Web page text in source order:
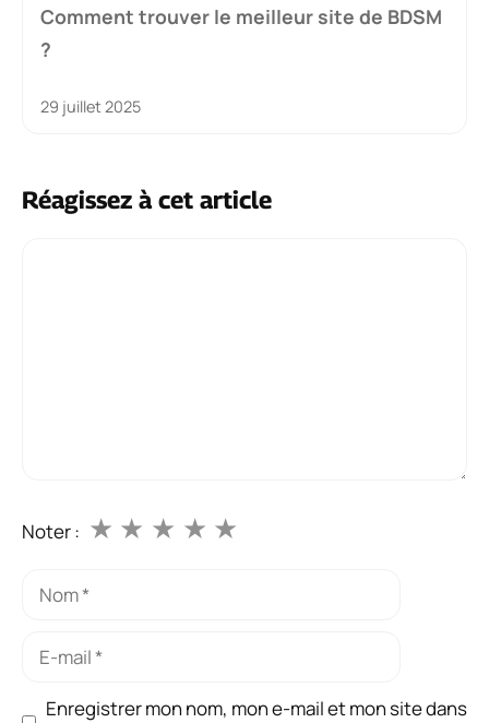
Comment trouver le meilleur site de BDSM
?
29 juillet 2025
Réagissez à cet article
Noter : ★
★
★
★
★
Nom
Enregistrer mon nom, mon e-mail et mon site dans